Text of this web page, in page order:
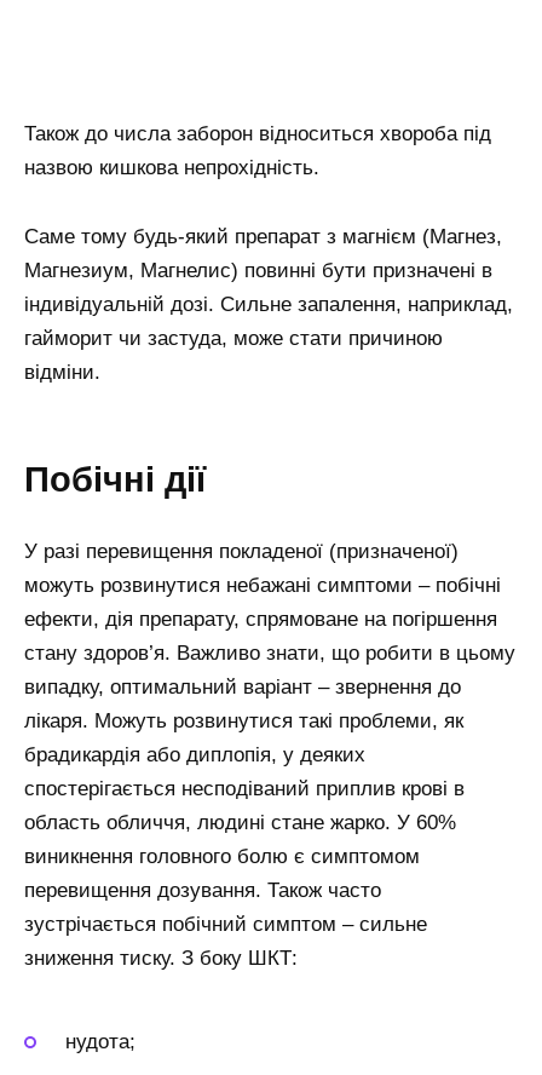
Також до числа заборон відноситься хвороба під
назвою кишкова непрохідність.
Саме тому будь-який препарат з магнієм (Магнез,
Магнезиум, Магнелис) повинні бути призначені в
індивідуальній дозі. Сильне запалення, наприклад,
гайморит чи застуда, може стати причиною
відміни.
Побічні дії
У разі перевищення покладеної (призначеної)
можуть розвинутися небажані симптоми – побічні
ефекти, дія препарату, спрямоване на погіршення
стану здоров’я. Важливо знати, що робити в цьому
випадку, оптимальний варіант – звернення до
лікаря. Можуть розвинутися такі проблеми, як
брадикардія або диплопія, у деяких
спостерігається несподіваний приплив крові в
область обличчя, людині стане жарко. У 60%
виникнення головного болю є симптомом
перевищення дозування. Також часто
зустрічається побічний симптом – сильне
зниження тиску. З боку ШКТ:
нудота;